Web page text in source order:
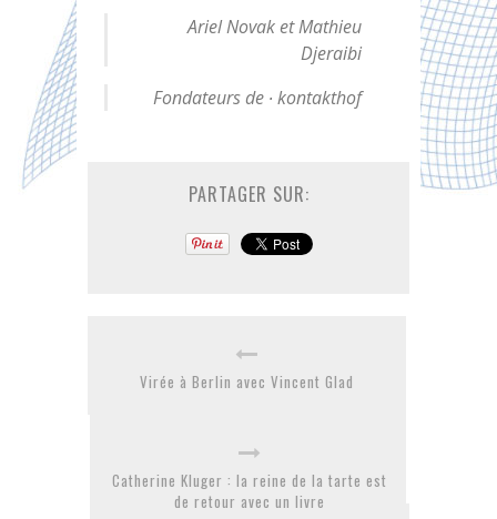
Ariel Novak et Mathieu
Djeraibi
Fondateurs de ∙ kontakthof
PARTAGER SUR:
Virée à Berlin avec Vincent Glad
Catherine Kluger : la reine de la tarte est
de retour avec un livre